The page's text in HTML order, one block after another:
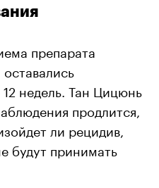
препарата
недель. Тан Цицюнь
продлится,
ли рецидив,
будут принимать